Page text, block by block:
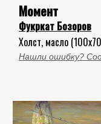
Момент
Фукркат Бозоров
Холст, масло
Нашли ошибку?